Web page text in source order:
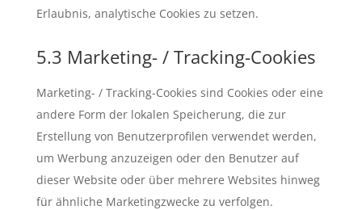
Erlaubnis, analytische Cookies zu setzen.
5.3 Marketing- / Tracking-Cookies
Marketing- / Tracking-Cookies sind Cookies oder eine
andere Form der lokalen Speicherung, die zur
Erstellung von Benutzerprofilen verwendet werden,
um Werbung anzuzeigen oder den Benutzer auf
dieser Website oder über mehrere Websites hinweg
für ähnliche Marketingzwecke zu verfolgen.